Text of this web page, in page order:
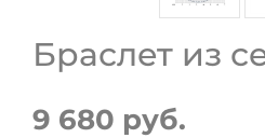
Браслет из
9 680 руб.